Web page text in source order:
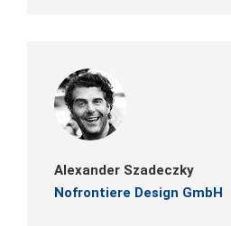
Alexander Szadeczky
Nofrontiere Design GmbH